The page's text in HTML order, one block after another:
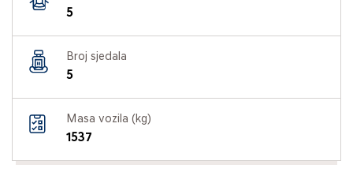
5
Broj sjedala
5
Masa vozila (kg)
1537